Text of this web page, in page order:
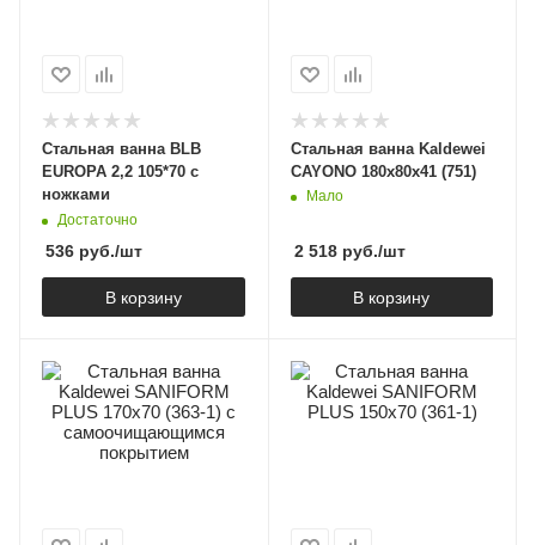
Стальная ванна BLB
EUROPA 2,2 105*70 с
ножками
Достаточно
536 руб./шт
В корзину
Стальная ванна Kaldewei
CAYONO 180х80х41 (751)
Мало
2 518руб./шт
В корзину